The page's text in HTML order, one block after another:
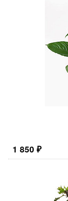
1 850 ₽